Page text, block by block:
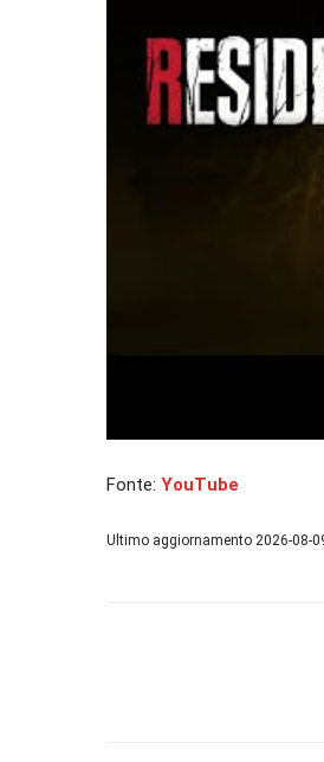
Fonte: YouTube
Ultimo aggiornamento 2026-08-